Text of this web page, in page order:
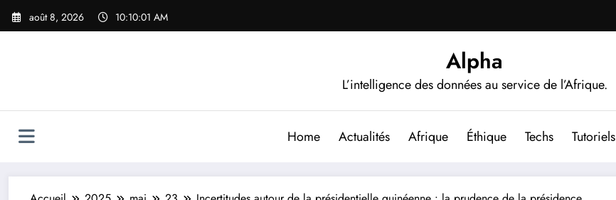
Aller
août 8, 2026 10:10:02 AM
Alpha
L’intelligence des données au service de l’Afrique.
Home Actualités Afrique Éthique Techs Tutoriels